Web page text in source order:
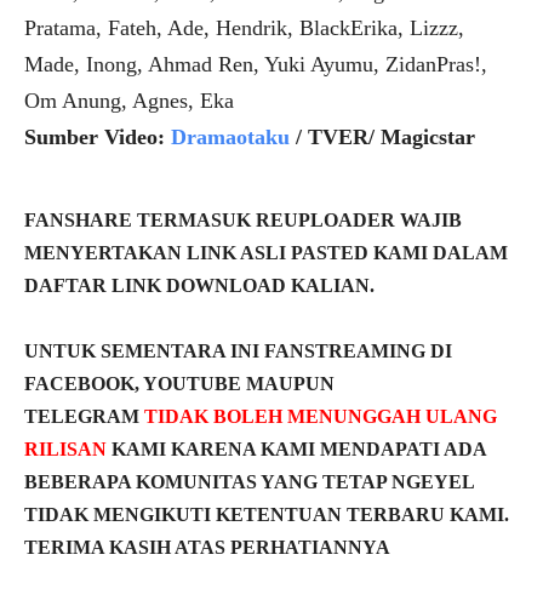
Pratama, Fateh, Ade, Hendrik, BlackErika, Lizzz,
Made, Inong, Ahmad Ren, Yuki Ayumu, ZidanPras!,
Om Anung, Agnes, Eka
Sumber Video: Dramaotaku / TVER/ Magicstar
FANSHARE TERMASUK REUPLOADER WAJIB
MENYERTAKAN LINK ASLI PASTED KAMI DALAM
DAFTAR LINK DOWNLOAD KALIAN.
UNTUK SEMENTARA INI FANSTREAMING DI
FACEBOOK, YOUTUBE MAUPUN
TELEGRAM TIDAK BOLEH MENUNGGAH ULANG
RILISAN KAMI KARENA KAMI MENDAPATI ADA
BEBERAPA KOMUNITAS YANG TETAP NGEYEL
TIDAK MENGIKUTI KETENTUAN TERBARU KAMI.
TERIMA KASIH ATAS PERHATIANNYA